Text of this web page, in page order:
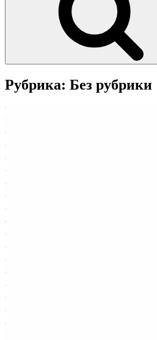
Рубрика: Без рубрики